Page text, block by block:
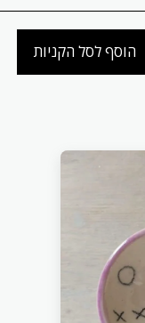
הוסף לסל הקניות